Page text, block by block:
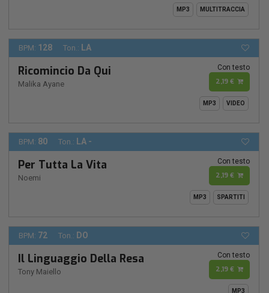
MP3 MULTITRACCIA
BPM: 128 Ton.: LA
Ricomincio Da Qui
Malika Ayane
Con testo
2,19 €
MP3 VIDEO
BPM: 80 Ton.: LA -
Per Tutta La Vita
Noemi
Con testo
2,19 €
MP3 SPARTITI
BPM: 72 Ton.: DO
Il Linguaggio Della Resa
Tony Maiello
Con testo
2,19 €
MP3